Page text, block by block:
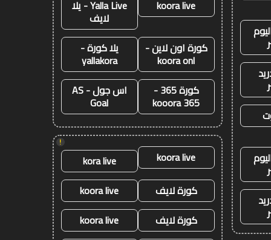
koora live
Yalla Live - يلا
لايف
كورة اون لاين -
koora onl
يلا كورة -
yallakora
كورة 365 -
kooora 365
اس جول - AS
Goal
!
koora live
kora live
كورة لايف
koora live
كورة لايف
koora live